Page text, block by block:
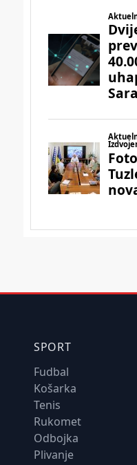
SPORT
Fudbal
Košarka
Tenis
Rukomet
Odbojka
Plivanje